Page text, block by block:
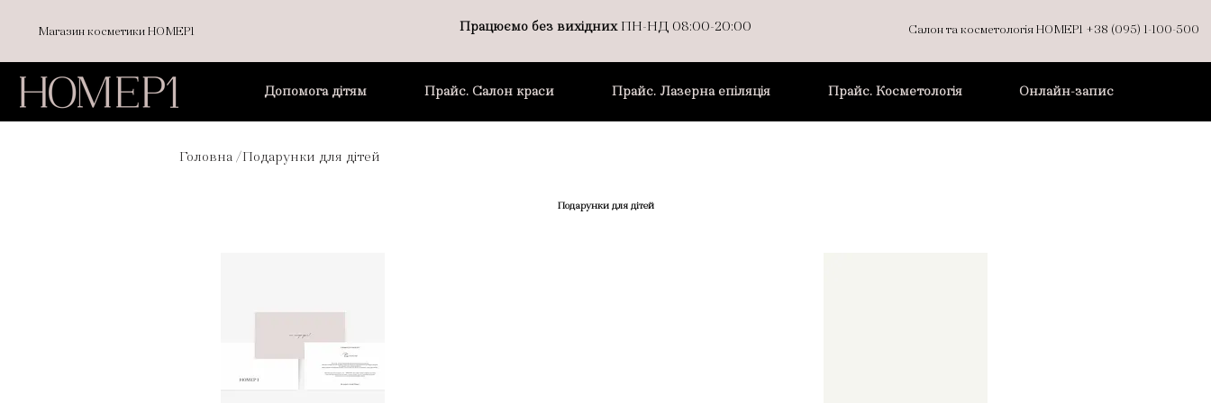
Магазин косметики НОМЕР1 Працюємо без вихіднихПН-НД 08:00-20:00 Салон та косметологія НОМЕР1 +38 (095) 1-100-500
Допомога дітям Прайс. Салон краси Прайс. Лазерна епіляція Прайс. Косметологія Онлайн-запис
Головна /Подарунки для дітей
Подарунки для дітей